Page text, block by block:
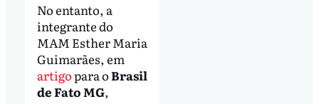
No entanto, a
integrante do
MAM Esther Maria
Guimarães, em
artigopara oBrasil
de Fato MG,